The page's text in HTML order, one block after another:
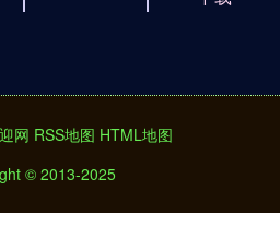
网 RSS地图 HTML地图
© 2013-2025